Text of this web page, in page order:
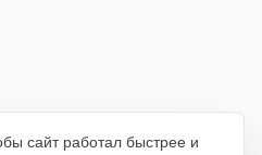
сайт работал быстрее и